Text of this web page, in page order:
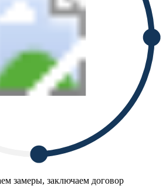
замеры, заключаем договор